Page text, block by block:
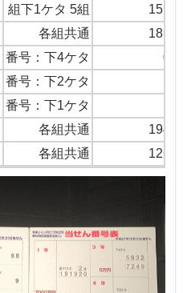
組下1ケタ 5組
各組共通
番号：下4ケタ
番号：下2ケタ
番号：下1ケタ
各組共通
各組共通